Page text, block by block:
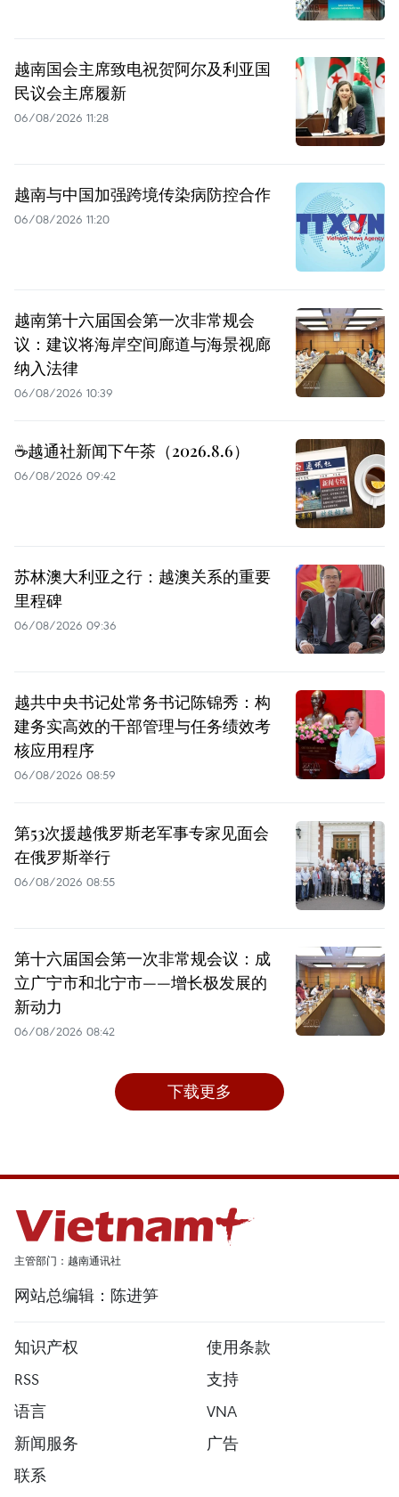
越南国会主席致电祝贺阿尔及利亚国
民议会主席履新
06/08/2026 11:28
越南与中国加强跨境传染病防控合作
06/08/2026 11:20
越南第十六届国会第一次非常规会
议：建议将海岸空间廊道与海景视廊
纳入法律
06/08/2026 10:39
☕️越通社新闻下午茶（2026.8.6）
06/08/2026 09:42
苏林澳大利亚之行：越澳关系的重要
里程碑
06/08/2026 09:36
越共中央书记处常务书记陈锦秀：构
建务实高效的干部管理与任务绩效考
核应用程序
06/08/2026 08:59
第53次援越俄罗斯老军事专家见面会
在俄罗斯举行
06/08/2026 08:55
第十六届国会第一次非常规会议：成
立广宁市和北宁市——增长极发展的
新动力
06/08/2026 08:42
下载更多
主管部门：越南通讯社
网站总编辑：陈进笋
知识产权
使用条款
RSS
支持
语言
VNA
新闻服务
广告
联系